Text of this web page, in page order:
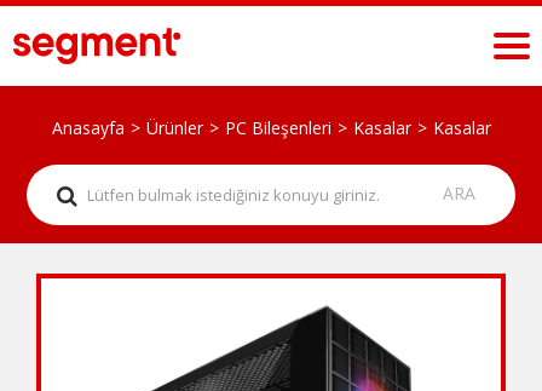
Anasayfa Ürünler PC Bileşenleri Kasalar Kasalar